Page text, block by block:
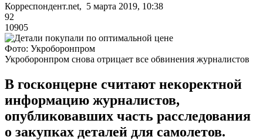
Корреспондент.net, 5 марта 2019, 10:38
92
10905
Фото: Укроборонпром
Укроборонпром снова отрицает все обвинения журналистов
В госконцерне считают некоректной
информацию журналистов,
опубликовавших часть расследования
о закупках деталей для самолетов.